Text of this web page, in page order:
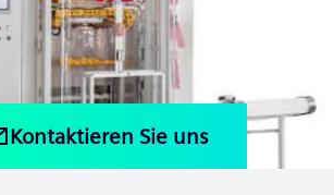
Kontaktieren Sie uns